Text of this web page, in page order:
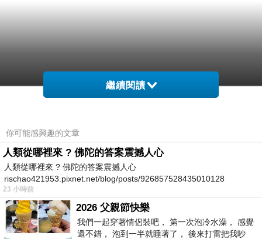
繼續閱讀
你可能感興趣的文章
人類從哪裡來 ? 佛陀的答案震撼人心
人類從哪裡來 ? 佛陀的答案震撼人心
rischao421953.pixnet.net/blog/posts/926857528435010128
23 小時前
2026 父親節快樂
我們一起穿著情侶裝吧， 第一次泡冷水澡， 感覺
還不錯， 泡到一半就睡著了， 後來打雷把我吵